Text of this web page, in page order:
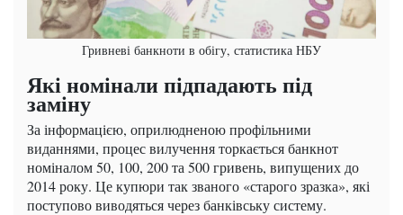
Гривневі банкноти в обігу, статистика НБУ
Які номінали підпадають під
заміну
За інформацією, оприлюдненою профільними
виданнями, процес вилучення торкається банкнот
номіналом 50, 100, 200 та 500 гривень, випущених до
2014 року. Це купюри так званого «старого зразка», які
поступово виводяться через банківську систему.